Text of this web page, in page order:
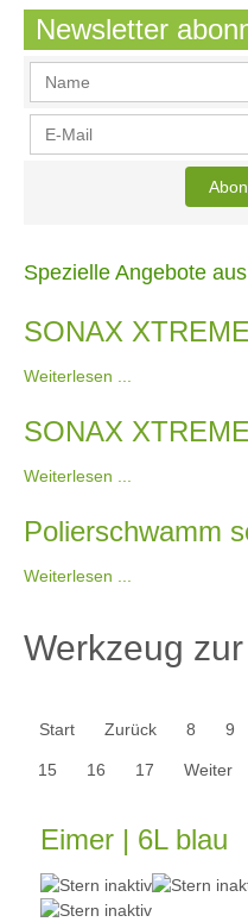
Newsletter
Spezielle Angebote
SONAX
Weiterlesen ...
SONAX
Weiterlesen ...
Polierschwamm
Weiterlesen ...
Werkzeug
Start Zurück 8 9
15 16 17 Weiter
Eimer | 6L blau